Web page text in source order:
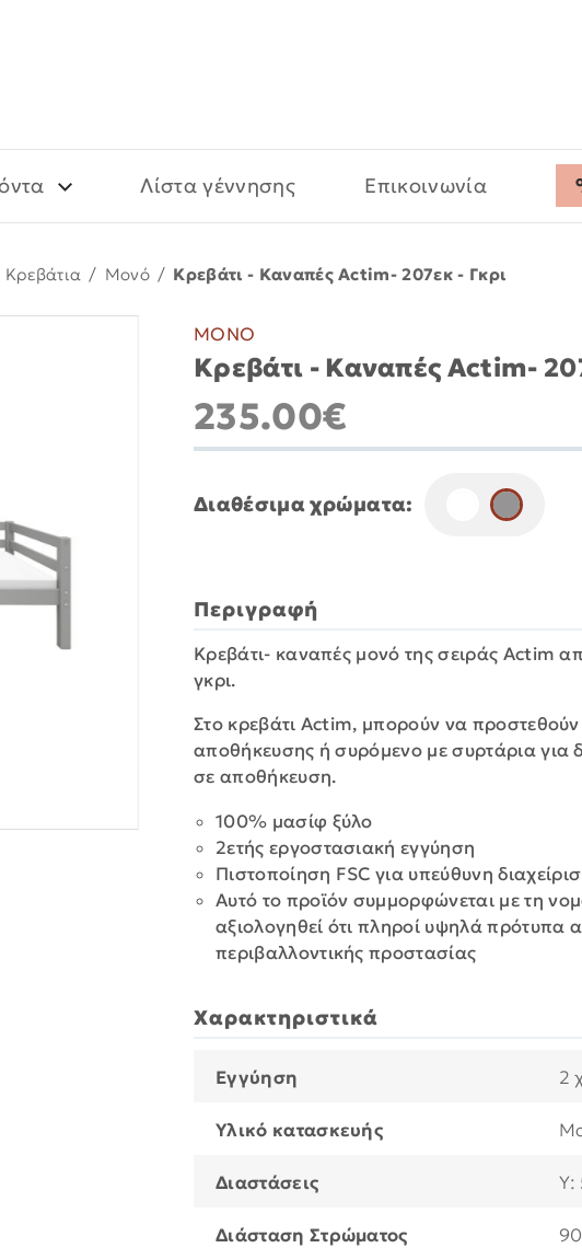
Λίστα γέννησης Επικοινωνία
Kρεβάτια / Μονό / Κρεβάτι - Καναπές Actim- 207εκ - Γκρι
ΜΟΝΟ
Κρεβάτι - Καναπές Actim-
235.00€
Διαθέσιμα χρώματα:
Περιγραφή
Κρεβάτι- καναπές μονό της σειράς Αctim
γκρι.
Στο κρεβάτι Actim, μπορούν να
αποθήκευσης ή συρόμενο με συρτάρια για
σε αποθήκευση.
100% μασίφ ξύλο
2ετής εργοστασιακή εγγύηση
Πιστοποίηση FSC για υπεύθυνη
Αυτό το προϊόν συμμορφώνεται με τη
αξιολογηθεί ότι πληροί υψηλά πρότυπα
περιβαλλοντικής προστασίας
Χαρακτηριστικά
Εγγύηση 2
Υλικό κατασκευής
Διαστάσεις Υ:
Διάσταση Στρώματος